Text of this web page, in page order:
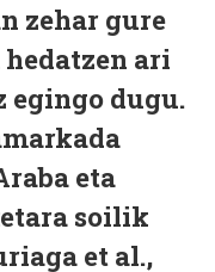
zehar gure
ari
egingo dugu.
eta
soilik
et al.,